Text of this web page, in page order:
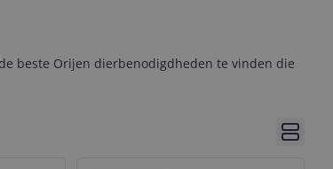
beste Orijen dierbenodigdheden te vinden die